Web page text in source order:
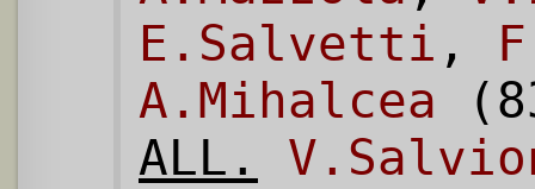
E.Salvetti ,
A.Mihalcea
ALL.